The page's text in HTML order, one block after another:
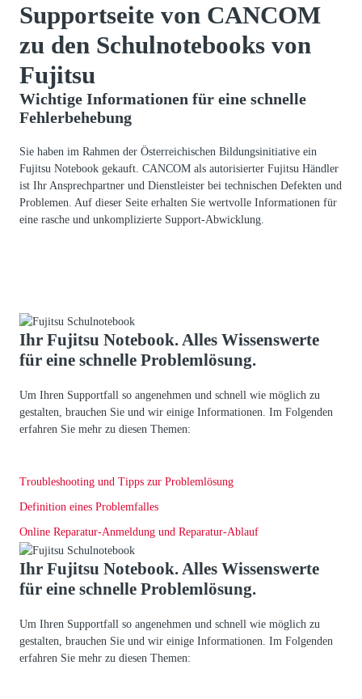
Supportseite von CANCOM
zu den Schulnotebooks von
Fujitsu
Wichtige Informationen für eine schnelle
Fehlerbehebung
Sie haben im Rahmen der Österreichischen Bildungsinitiative ein
Fujitsu Notebook gekauft. CANCOM als autorisierter Fujitsu Händler
ist Ihr Ansprechpartner und Dienstleister bei technischen Defekten und
Problemen. Auf dieser Seite erhalten Sie wertvolle Informationen für
eine rasche und unkomplizierte Support-Abwicklung.
Ihr Fujitsu Notebook. Alles Wissenswerte
für eine schnelle Problemlösung.
Um Ihren Supportfall so angenehmen und schnell wie möglich zu
gestalten, brauchen Sie und wir einige Informationen. Im Folgenden
erfahren Sie mehr zu diesen Themen:
Troubleshooting und Tipps zur Problemlösung
Definition eines Problemfalles
Online Reparatur-Anmeldung und Reparatur-Ablauf
Ihr Fujitsu Notebook. Alles Wissenswerte
für eine schnelle Problemlösung.
Um Ihren Supportfall so angenehmen und schnell wie möglich zu
gestalten, brauchen Sie und wir einige Informationen. Im Folgenden
erfahren Sie mehr zu diesen Themen: